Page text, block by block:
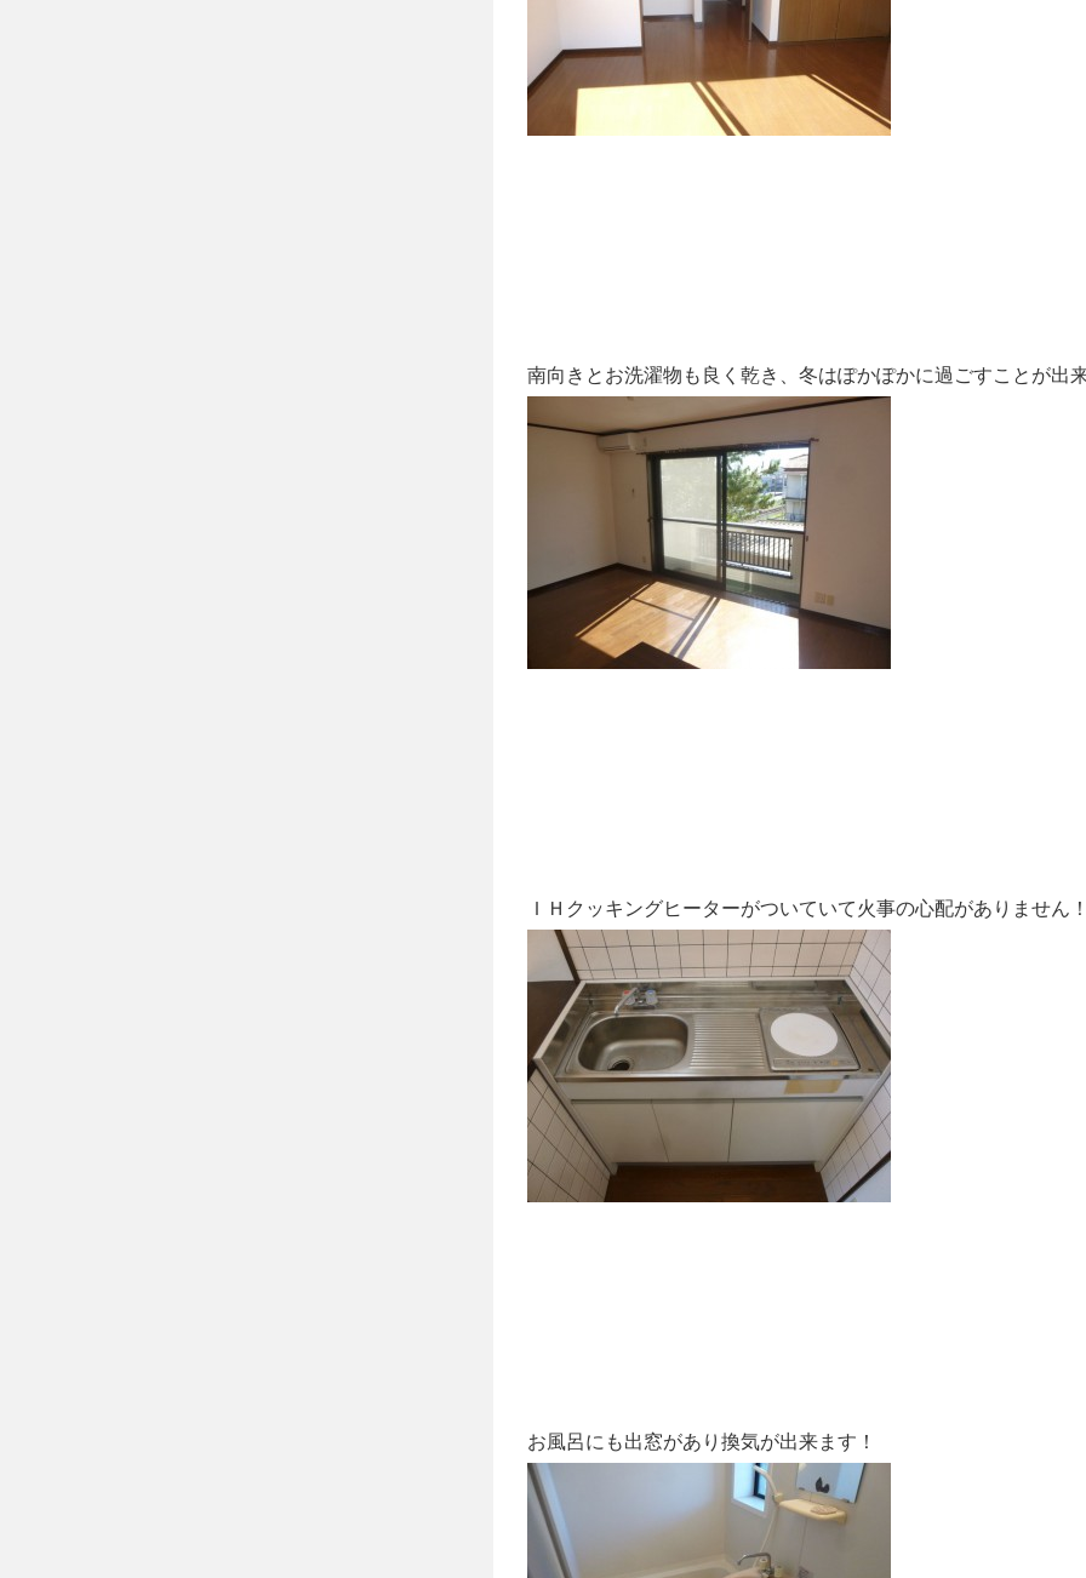
南向きとお洗濯物も良く乾き、冬はぽかぽかに過ごすことが出
ＩＨクッキングヒーターがついていて火事の心配がありません
お風呂にも出窓があり換気が出来ます！